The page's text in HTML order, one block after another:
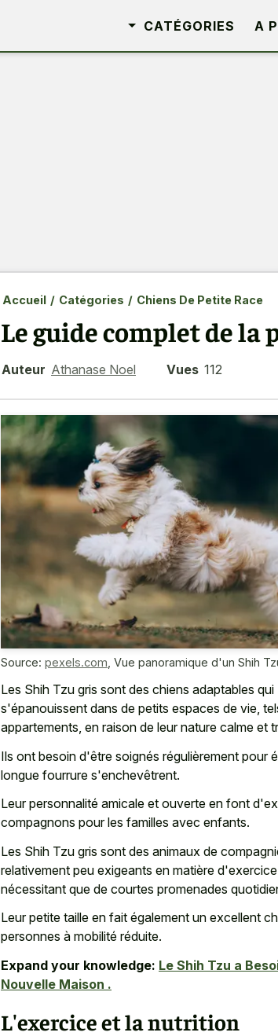
CATÉGORIES A
Accueil / Catégories / Chiens De Petite Race
Le guide complet de la
Auteur Athanase Noel Vues 112
Source: pexels.com Vue panoramique d'un Shih
Les Shih Tzu gris sont des chiens adaptables qui
s'épanouissent dans de petits espaces de vie,
appartements, en raison de leur nature calme et
Ils ont besoin d'être soignés régulièrement pour
longue fourrure s'enchevêtrent.
Leur personnalité amicale et ouverte en font
compagnons pour les familles avec enfants.
Les Shih Tzu gris sont des animaux de
relativement peu exigeants en matière
nécessitant que de courtes promenades
Leur petite taille en fait également un excellent
personnes à mobilité réduite.
Expand your knowledge: Le Shih Tzu a
Nouvelle Maison .
L'exercice et la nutrition